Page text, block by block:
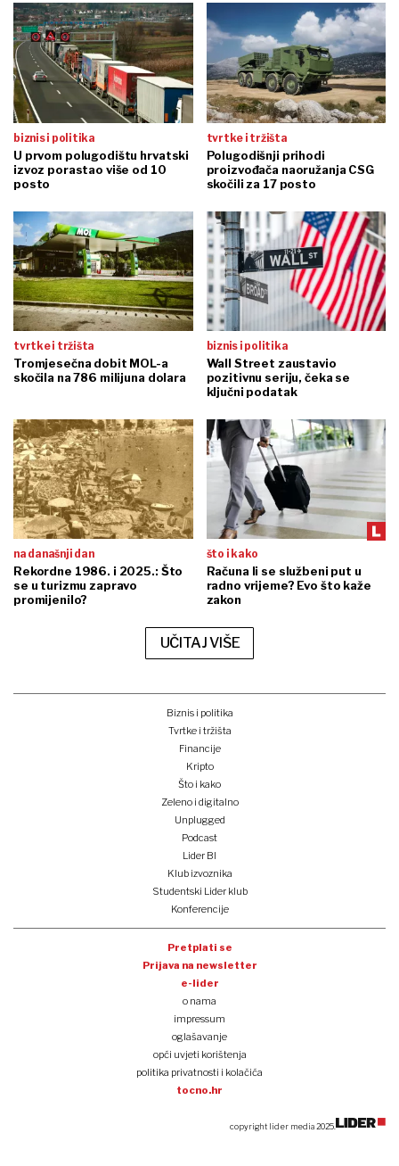
biznis i politika
U prvom polugodištu hrvatski
izvoz porastao više od 10
posto
tvrtke i tržišta
Polugodišnji prihodi
proizvođača naoružanja CSG
skočili za 17 posto
tvrtke i tržišta
Tromjesečna dobit MOL-a
skočila na 786 milijuna dolara
biznis i politika
Wall Street zaustavio
pozitivnu seriju, čeka se
ključni podatak
na današnji dan
Rekordne 1986. i 2025.: Što
se u turizmu zapravo
promijenilo?
što i kako
Računa li se službeni put u
radno vrijeme? Evo što kaže
zakon
UČITAJ VIŠE
Biznis i politika
Tvrtke i tržišta
Financije
Kripto
Što i kako
Zeleno i digitalno
Unplugged
Podcast
Lider BI
Klub izvoznika
Studentski Lider klub
Konferencije
Pretplati se
Prijava na newsletter
e-lider
o nama
impressum
oglašavanje
opći uvjeti korištenja
politika privatnosti i kolačića
tocno.hr
copyright lider media 2025.